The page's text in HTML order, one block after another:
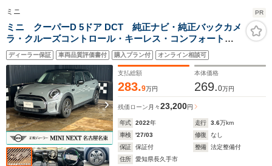
ミニ PR
ミニ クーパーD 5ドア DCT 純正ナビ・純正バックカメ
ラ・クルーズコントロール・キーレス・コンフォートア
クセス・Bluetooth・電動格納ドアミラー・ETC・認定中
古車
ディーラー保証 車両品質評価書付 購入プラン付 オンライン相談可
支払総額
283.9万円
本体価格
269.0万円
残価ローン 月々23,200円
年式 2022年 走行 3.6万km
車検
'27/03 修復
なし
保証
保証付 整備
法定整備付
住所
愛知県長久手市